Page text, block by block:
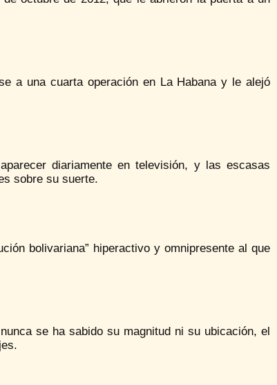
a una cuarta operación en La Habana y le alejó
diariamente en televisión, y las escasas
sobre su suerte.
bolivariana” hiperactivo y omnipresente al que
se ha sabido su magnitud ni su ubicación, el